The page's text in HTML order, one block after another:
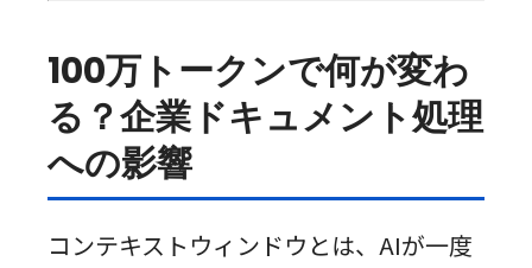
100万トークンで何が変わ
る？企業ドキュメント処理
への影響
コンテキストウィンドウとは、AIが一度